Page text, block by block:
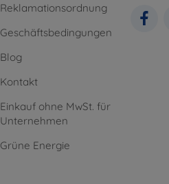
Reklamationsordnung
Geschäftsbedingungen
Blog
Kontakt
Einkauf ohne MwSt. für
Unternehmen
Grüne Energie